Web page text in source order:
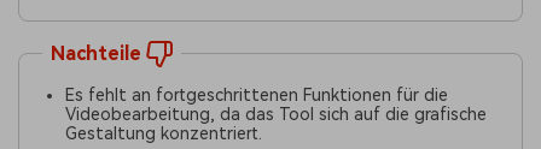
Nachteile
Es fehlt an fortgeschrittenen Funktionen für die
Videobearbeitung, da das Tool sich auf die grafische
Gestaltung konzentriert.